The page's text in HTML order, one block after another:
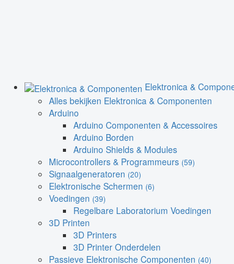
Elektronica &
Alles bekijken Elektronica & Componenten
Arduino
Arduino Componenten & Accessoires
Arduino Borden
Arduino Shields & Modules
Microcontrollers & Programmeurs (59)
Signaalgeneratoren (20)
Elektronische Schermen (6)
Voedingen (39)
Regelbare Laboratorium Voedingen
3D Printen
3D Printers
3D Printer Onderdelen
Passieve Elektronische Componenten (40)